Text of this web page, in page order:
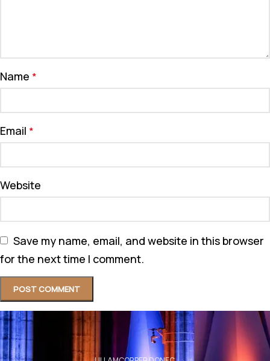
Name *
Email *
Website
Save my name, email, and website in this browser
for the next time I comment.